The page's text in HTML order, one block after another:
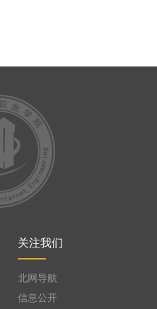
关注我们
北网导航
信息公开